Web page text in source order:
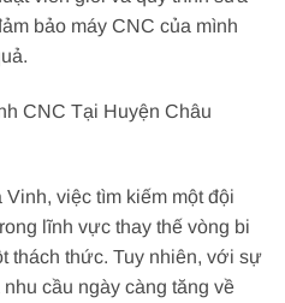
bảo máy CNC của mình
CNC Tại Huyện Châu
việc tìm kiếm một đội
lĩnh vực thay thế vòng bi
thách thức. Tuy nhiên, với sự
cầu ngày càng tăng về